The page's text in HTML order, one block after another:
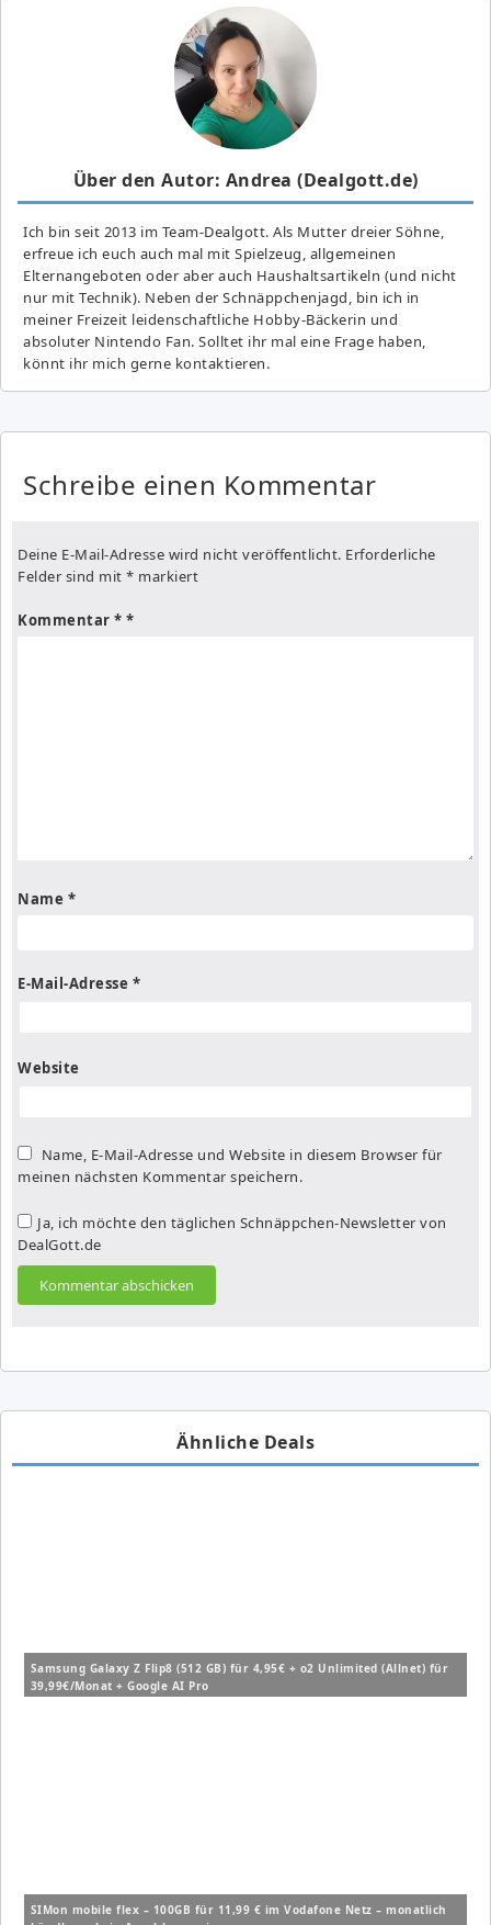
Über den Autor: Andrea (Dealgott.de)
Ich bin seit 2013 im Team-Dealgott. Als Mutter dreier Söhne,
erfreue ich euch auch mal mit Spielzeug, allgemeinen
Elternangeboten oder aber auch Haushaltsartikeln (und nicht
nur mit Technik). Neben der Schnäppchenjagd, bin ich in
meiner Freizeit leidenschaftliche Hobby-Bäckerin und
absoluter Nintendo Fan. Solltet ihr mal eine Frage haben,
könnt ihr mich gerne kontaktieren.
Schreibe einen Kommentar
Deine E-Mail-Adresse wird nicht veröffentlicht. Erforderliche
Felder sind mit * markiert
Kommentar *
Name *
E-Mail-Adresse *
Website
Name, E-Mail-Adresse und Website in diesem Browser für
meinen nächsten Kommentar speichern.
Ja, ich möchte den täglichen Schnäppchen-Newsletter von
DealGott.de
Ähnliche Deals
Samsung Galaxy Z Flip8 (512 GB) für 4,95€ + o2 Unlimited (Allnet) für
39,99€/Monat + Google AI Pro
SIMon mobile flex – 100GB für 11,99 € im Vodafone Netz – monatlich